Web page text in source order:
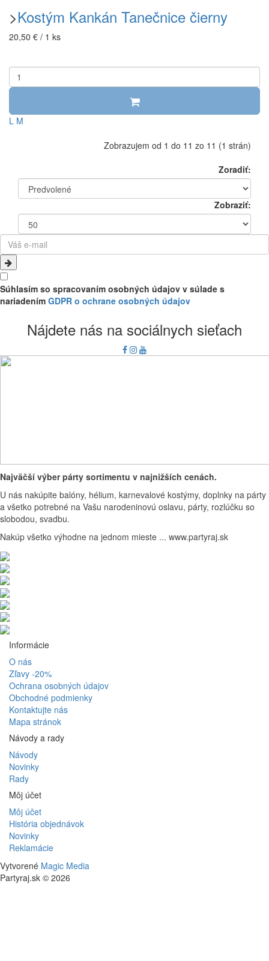
>Kostým Kankán Tanečnice čierny
20,50 € / 1 ks
L M
Zobrazujem od 1 do 11 zo 11 (1 strán)
Zoradiť:
Zobraziť:
Súhlasím so spracovaním osobných údajov v súlade s
nariadením GDPR o ochrane osobných údajov
Nájdete nás na sociálnych sieťach
Najväčší výber párty sortimentu v najnižších cenách.
U nás nakúpite balóny, hélium, karnevalové kostýmy, doplnky na párty
a všetko potrebné na Vašu narodeninovú oslavu, párty, rozlúčku so
slobodou, svadbu.
Nakúp všetko výhodne na jednom mieste ... www.partyraj.sk
Informácie
O nás
Zľavy -20%
Ochrana osobných údajov
Obchodné podmienky
Kontaktujte nás
Mapa stránok
Návody a rady
Návody
Novinky
Rady
Môj účet
Môj účet
História objednávok
Novinky
Reklamácie
Vytvorené Magic Media
Partyraj.sk © 2026